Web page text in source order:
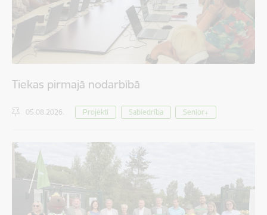
Tiekas pirmajā nodarbībā
05.08.2026. Projekti Sabiedrība Senior+